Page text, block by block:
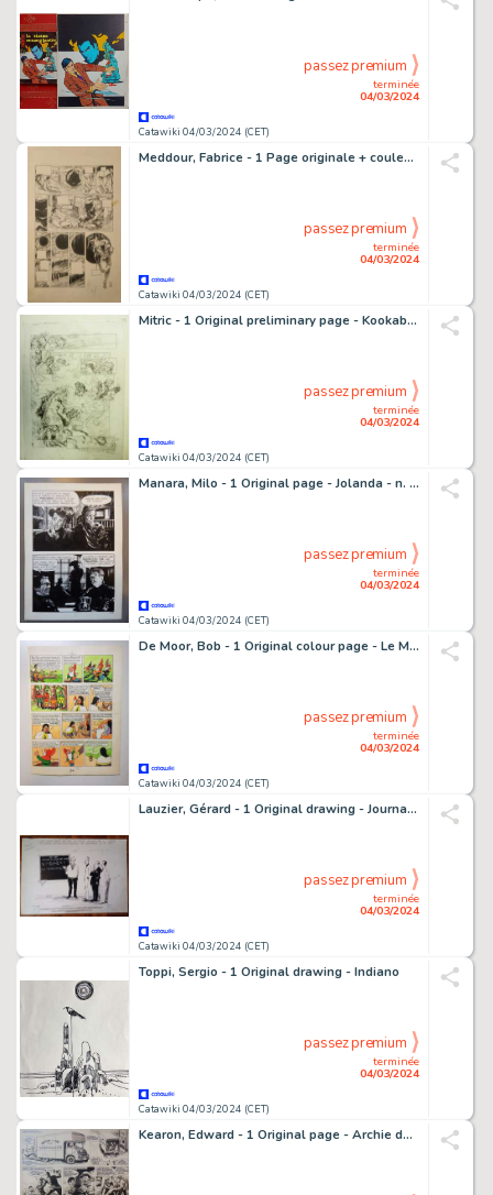
Catawiki 04/03/2024 (CET)
terminée
04/03/2024
passez premium
Meddour, Fabrice - 1 Page originale + couleur originale - Hispañola 3 - Viky - 1997
Catawiki 04/03/2024 (CET)
terminée
04/03/2024
passez premium
Mitric - 1 Original preliminary page - Kookaburra Universe T1 - Le Secret de Sniper - 2001
Catawiki 04/03/2024 (CET)
terminée
04/03/2024
passez premium
Manara, Milo - 1 Original page - Jolanda - n. 13 - 1972
Catawiki 04/03/2024 (CET)
terminée
04/03/2024
passez premium
De Moor, Bob - 1 Original colour page - Le Mystère du Vieux château fort - 1947
Catawiki 04/03/2024 (CET)
terminée
04/03/2024
passez premium
Lauzier, Gérard - 1 Original drawing - Journal du Dimanche - Les mathématiques au secours de la CGT - 1968
Catawiki 04/03/2024 (CET)
terminée
04/03/2024
passez premium
Toppi, Sergio - 1 Original drawing - Indiano
Catawiki 04/03/2024 (CET)
terminée
04/03/2024
passez premium
Kearon, Edward - 1 Original page - Archie de man van staal - Archie and the Mole man - 1964